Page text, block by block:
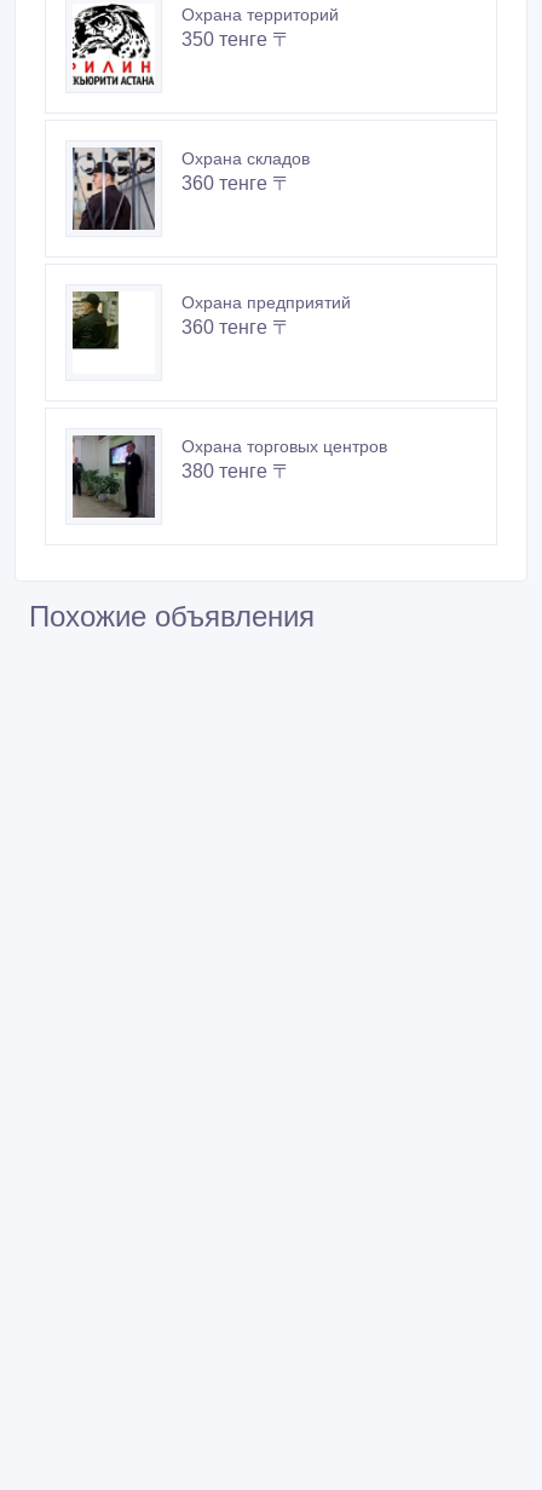
Охрана территорий
350 тенге 〒
Охрана складов
360 тенге 〒
Охрана предприятий
360 тенге 〒
Охрана торговых центров
380 тенге 〒
Похожие объявления